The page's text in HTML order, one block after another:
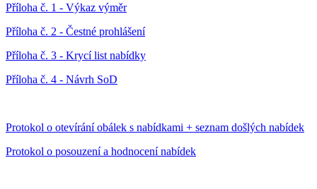
Příloha č. 1 - Výkaz výměr
Příloha č. 2 - Čestné prohlášení
Příloha č. 3 - Krycí list nabídky
Příloha č. 4 - Návrh SoD
Protokol o otevírání obálek s nabídkami + seznam došlých nabídek
Protokol o posouzení a hodnocení nabídek